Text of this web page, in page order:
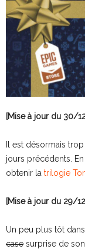
[Mise à jour du 30/
Il est désormais
jours précédents.
obtenir la trilogie
[Mise à jour du 29/
Un peu plus tôt
case surprise de